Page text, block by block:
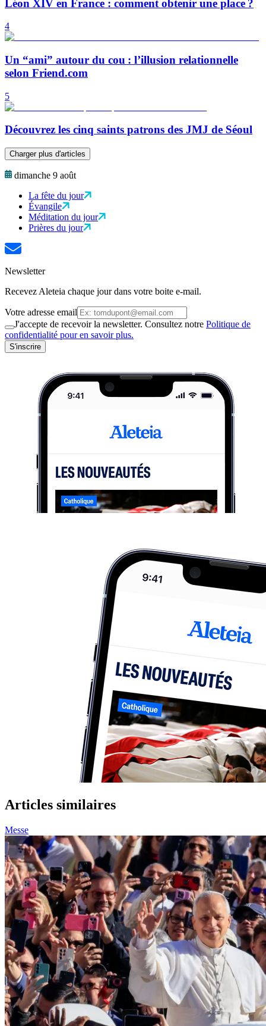
Léon XIV en France : comment obtenir une place ?
4
Un “ami” autour du cou : l’illusion relationnelle
selon Friend.com
5
Découvrez les cinq saints patrons des JMJ de Séoul
Charger plus d'articles
dimanche 9 août
La fête du jour
Évangile
Méditation du jour
Prières du jour
Newsletter
Recevez Aleteia chaque jour dans votre boite e-mail.
Votre adresse email
J'accepte de recevoir la newsletter. Consultez notre Politique de
confidentialité pour en savoir plus.
S'inscrire
Articles similaires
Messe